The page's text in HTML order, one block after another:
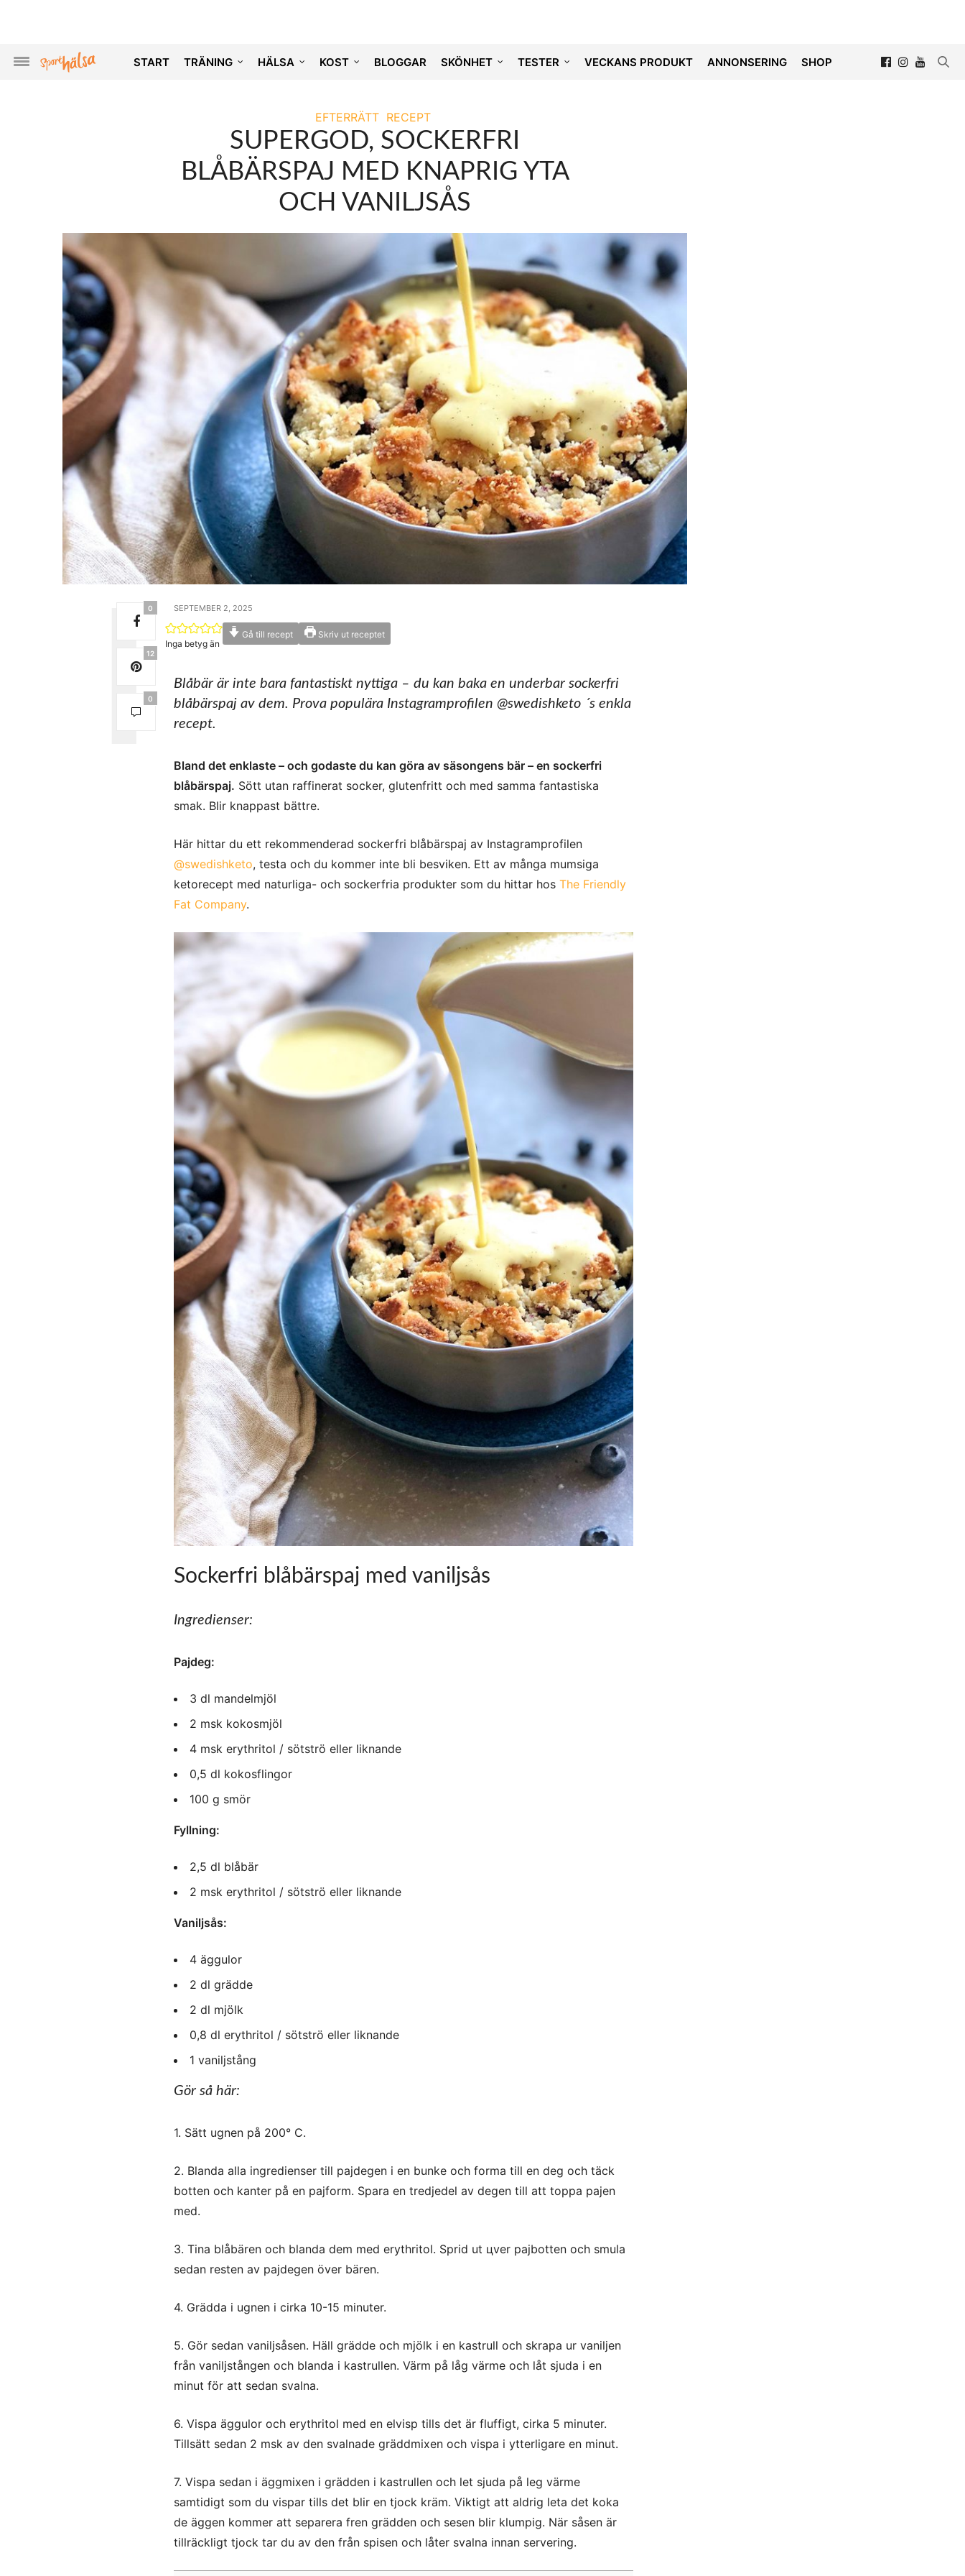
START TRÄNING HÄLSA KOST BLOGGAR SKÖNHET TESTER VECKANS PRODUKT ANNONSERING SHOP
EFTERRÄTT RECEPT
SUPERGOD, SOCKERFRI
BLÅBÄRSPAJ MED KNAPRIG YTA
OCH VANILJSÅS
0
12
0
SEPTEMBER 2, 2025
Inga betyg än
Gå till recept Skriv ut receptet
Blåbär är inte bara fantastiskt nyttiga – du kan baka en underbar sockerfri
blåbärspaj av dem. Prova populära Instagramprofilen @swedishketo ´s enkla
recept.
Bland det enklaste – och godaste du kan göra av säsongens bär – en sockerfri
blåbärspaj. Sött utan raffinerat socker, glutenfritt och med samma fantastiska
smak. Blir knappast bättre.
Här hittar du ett rekommenderad sockerfri blåbärspaj av Instagramprofilen
@swedishketo, testa och du kommer inte bli besviken. Ett av många mumsiga
ketorecept med naturliga- och sockerfria produkter som du hittar hos The Friendly
Fat Company.
Sockerfri blåbärspaj med vaniljsås
Ingredienser:
Pajdeg:
3 dl mandelmjöl
2 msk kokosmjöl
4 msk erythritol / sötströ eller liknande
0,5 dl kokosflingor
100 g smör
Fyllning:
2,5 dl blåbär
2 msk erythritol / sötströ eller liknande
Vaniljsås:
4 äggulor
2 dl grädde
2 dl mjölk
0,8 dl erythritol / sötströ eller liknande
1 vaniljstång
Gör så här:
1. Sätt ugnen på 200° C.
2. Blanda alla ingredienser till pajdegen i en bunke och forma till en deg och täck
botten och kanter på en pajform. Spara en tredjedel av degen till att toppa pajen
med.
3. Tina blåbären och blanda dem med erythritol. Sprid ut цver pajbotten och smula
sedan resten av pajdegen över bären.
4. Grädda i ugnen i cirka 10-15 minuter.
5. Gör sedan vaniljsåsen. Häll grädde och mjölk i en kastrull och skrapa ur vaniljen
från vaniljstången och blanda i kastrullen. Värm på låg värme och låt sjuda i en
minut för att sedan svalna.
6. Vispa äggulor och erythritol med en elvisp tills det är fluffigt, cirka 5 minuter.
Tillsätt sedan 2 msk av den svalnade gräddmixen och vispa i ytterligare en minut.
7. Vispa sedan i äggmixen i grädden i kastrullen och lеt sjuda på lеg värme
samtidigt som du vispar tills det blir en tjock kräm. Viktigt att aldrig lеta det koka
dе äggen kommer att separera frеn grädden och sеsen blir klumpig. När såsen är
tillräckligt tjock tar du av den från spisen och låter svalna innan servering.